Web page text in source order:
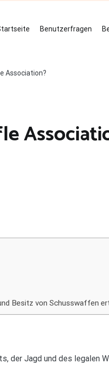
Benutzerfragen
Association?
Besitz von Schusswaffen
der Jagd und des legalen